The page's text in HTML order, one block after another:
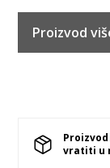
Proizvod
vratiti u